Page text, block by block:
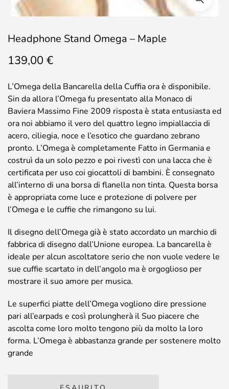
Headphone Stand Omega – Maple
139,00 €
L’Omega della Bancarella della Cuffia ora è disponibile.
Sin da allora l’Omega fu presentato alla Monaco di
Baviera Massimo Fine 2009 risposta è stata entusiasta ed
ora noi abbiamo il vero del quattro legno impiallaccia di
acero, ciliegia, noce e l’esotico che guardano zebrano
pronto. L’Omega è completamente Fatto in Germania e
costruì da un solo pezzo e poi rivestì con una lacca che è
certificata per uso coi giocattoli di bambini. È consegnato
all’interno di una borsa di flanella non tinta. Questa borsa
è appropriata come luce e protezione di polvere per
l’Omega e le cuffie che rimangono su lui.
Il disegno dell’Omega già è stato accordato un marchio di
fabbrica di disegno dall’Unione europea. La bancarella è
ideale per alcun ascoltatore serio che non vuole vedere le
sue cuffie scartato in dell’angolo ma è orgoglioso per
mostrare il suo amore per musica.
Le superfici piatte dell’Omega vogliono dire pressione
pari all’earpads e così prolungherà il Suo piacere che
ascolta come loro molto tengono più da molto la loro
forma. L’Omega è abbastanza grande per sostenere molto
grande